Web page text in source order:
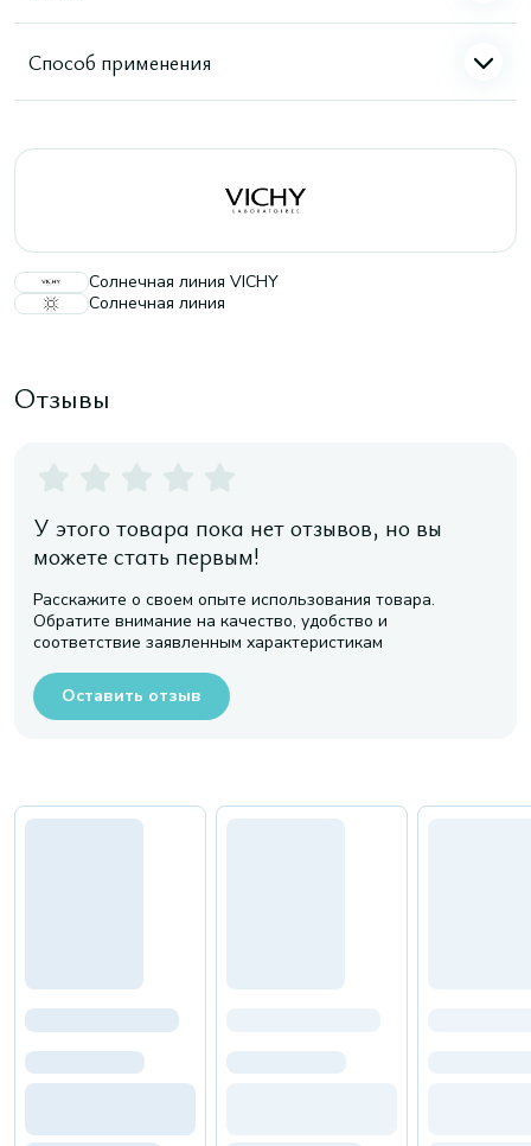
Способ применения
Солнечная линия VICHY
Солнечная линия
Отзывы
У этого товара пока нет отзывов, но вы
можете стать первым!
Расскажите о своем опыте использования товара.
Обратите внимание на качество, удобство и
соответствие заявленным характеристикам
Оставить отзыв